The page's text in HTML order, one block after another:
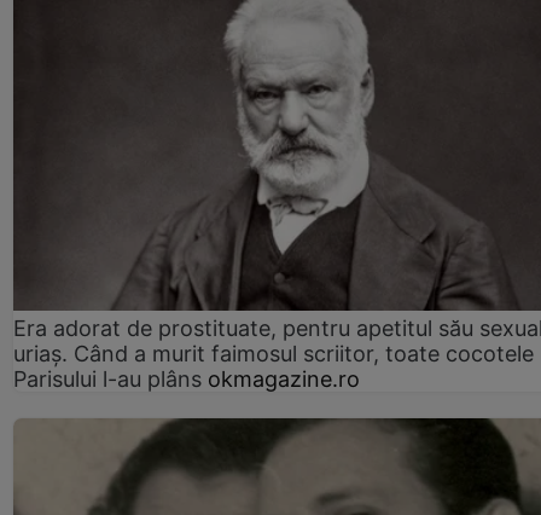
Era adorat de prostituate, pentru apetitul său
uriaș. Când a murit faimosul scriitor, toate cocotele
Parisului l-au plâns okmagazine.ro